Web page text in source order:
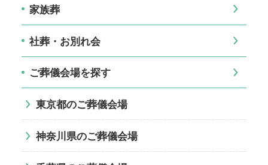
家族葬
社葬・お別れ会
ご葬儀会場を探す
東京都のご葬儀会場
神奈川県のご葬儀会場